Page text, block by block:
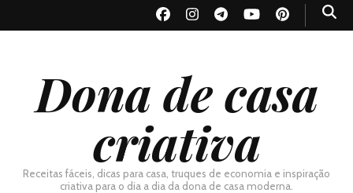
Dona de casa
criativa
Receitas fáceis, dicas para casa, truques de economia e inspiração
criativa para o dia a dia da dona de casa moderna.